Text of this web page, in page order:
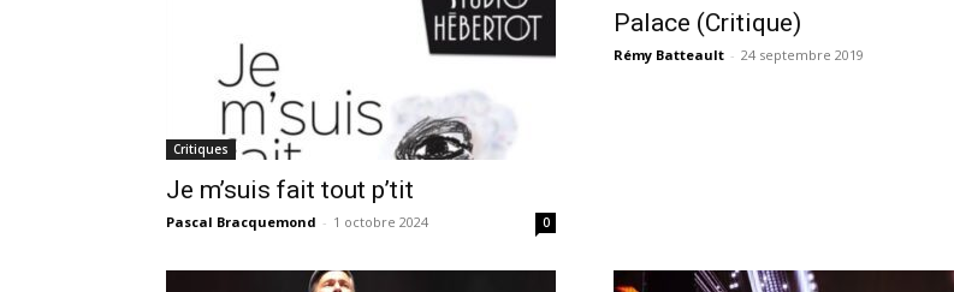
Critiques
Je m’suis fait tout p’tit
Pascal Bracquemond - 1 octobre 2024 0
Palace (Critique)
Rémy Batteault - 24 septembre 2019